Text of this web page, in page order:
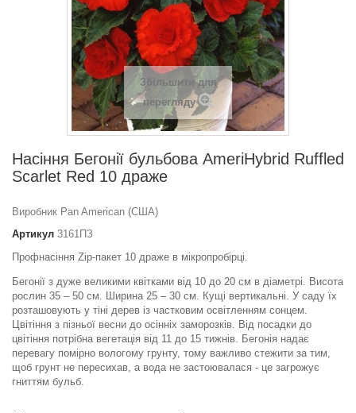
Збільшити для
перегляду
Насіння Бегонії бульбова AmeriHybrid Ruffled
Scarlet Red 10 драже
Виробник Pan American (США)
Артикул 3161ПЗ
Профнасіння Zip-пакет 10 драже в мікропробірці.
Бегонії з дуже великими квітками від 10 до 20 см в діаметрі. Висота
рослин 35 – 50 см. Ширина 25 – 30 см. Кущі вертикальні. У саду їх
розташовують у тіні дерев із частковим освітленням сонцем.
Цвітіння з пізньої весни до осінніх заморозків. Від посадки до
цвітіння потрібна вегетація від 11 до 15 тижнів. Бегонія надає
перевагу помірно вологому грунту, тому важливо стежити за тим,
щоб грунт не пересихав, а вода не застоювалася - це загрожує
гниттям бульб.